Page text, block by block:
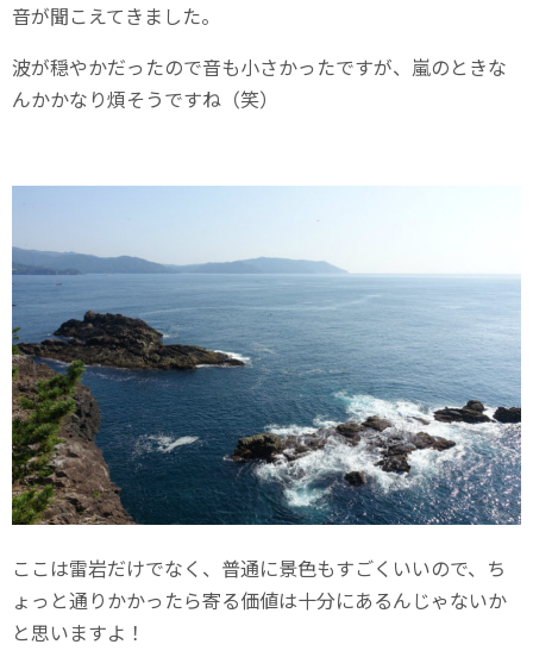
音が聞こえてきました。
波が穏やかだったので音も小さかったですが、嵐のときな
んかかなり煩そうですね（笑）
ここは雷岩だけでなく、普通に景色もすごくいいので、ち
ょっと通りかかったら寄る価値は十分にあるんじゃないか
と思いますよ！